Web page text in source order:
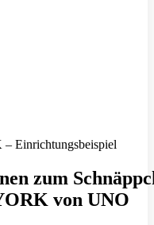
Einrichtungsbeispiel
zum
von UNO